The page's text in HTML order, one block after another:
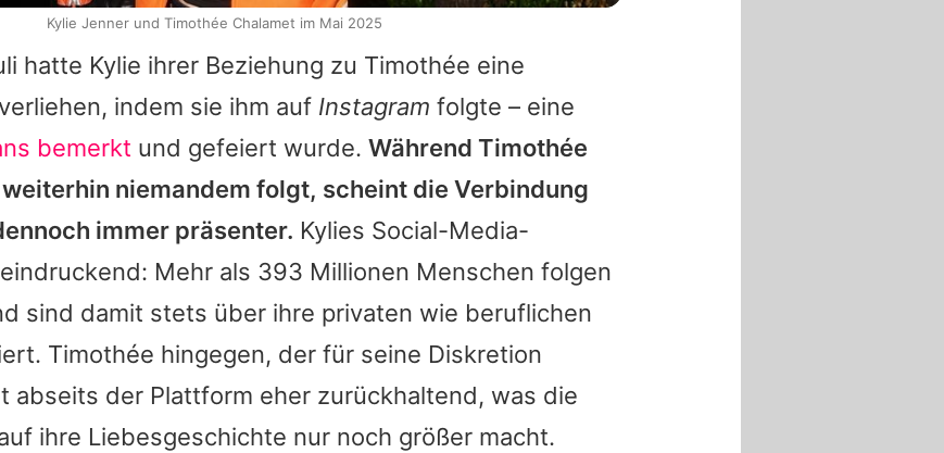
hatte Kylie ihrer Beziehung zu Timothée eine
indem sie ihm auf Instagram folgte – eine
bemerkt und gefeiert wurde. Während Timothée
niemandem folgt, scheint die Verbindung
immer präsenter. Kylies Social-Media-
Mehr als 393 Millionen Menschen folgen
sind damit stets über ihre privaten wie beruflichen
Timothée hingegen, der für seine Diskretion
abseits der Plattform eher zurückhaltend, was die
ihre Liebesgeschichte nur noch größer macht.
Kylie Jenner und Timothée Chalamet im Mai 2025